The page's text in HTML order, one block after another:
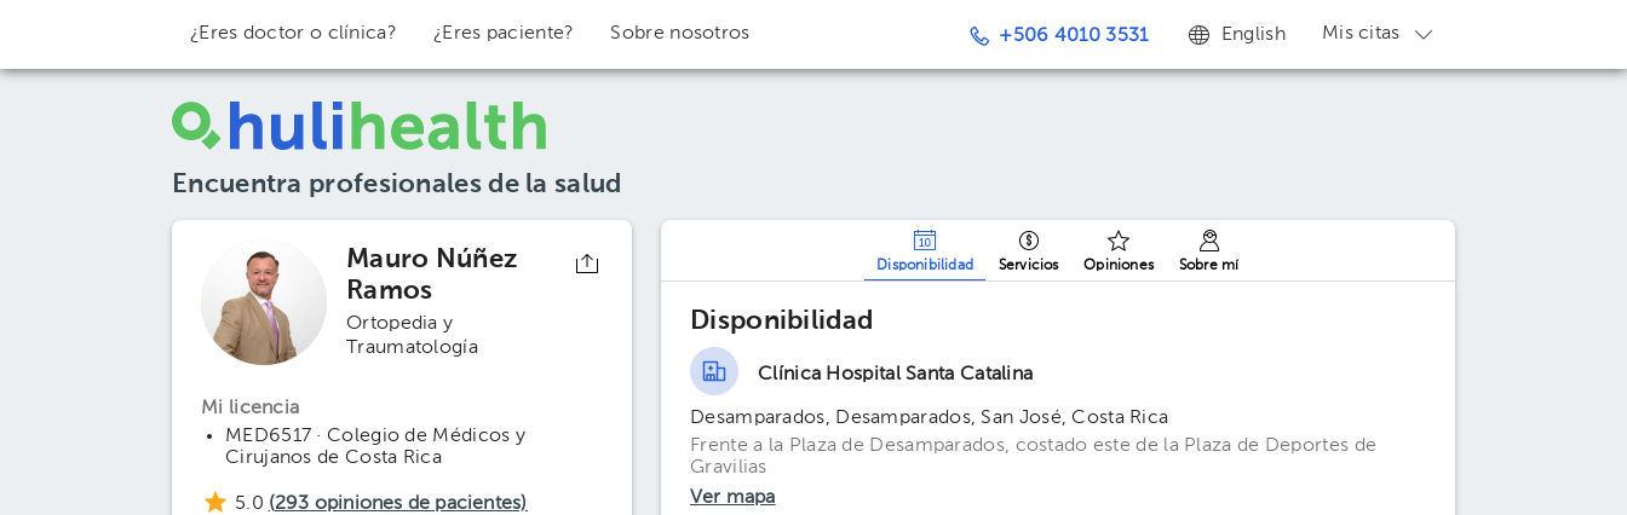
¿Eres doctor o clínica? ¿Eres paciente? Sobre nosotros +506 4010 3531 English Mis citas
Encuentra profesionales de la salud
Mauro Núñez
Ramos
Ortopedia y
Traumatología
Mi licencia
MED6517 · Colegio de Médicos y
Cirujanos de Costa Rica
5.0 (293 opiniones de pacientes)
Disponibilidad Servicios Opiniones Sobre mí
Disponibilidad
Clínica Hospital Santa Catalina
Desamparados, Desamparados, San José, Costa Rica
Frente a la Plaza de Desamparados, costado este de la Plaza de Deportes de
Gravilias
Ver mapa